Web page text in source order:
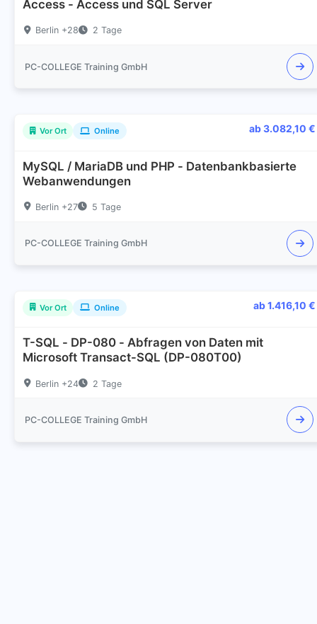
Access - Access und SQL Server
Berlin +28 2 Tage
PC-COLLEGE Training GmbH
Vor Ort Online ab 3.082,10 €
MySQL / MariaDB und PHP - Datenbankbasierte
Webanwendungen
Berlin +27 5 Tage
PC-COLLEGE Training GmbH
Vor Ort Online ab 1.416,10 €
T-SQL - DP-080 - Abfragen von Daten mit
Microsoft Transact-SQL (DP-080T00)
Berlin +24 2 Tage
PC-COLLEGE Training GmbH